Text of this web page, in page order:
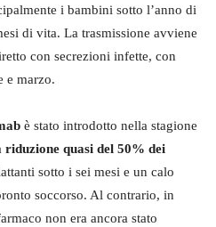
i bambini sotto l’anno di
di vita. La trasmissione avviene
con secrezioni infette, con
e marzo.
è stato introdotto nella stagione
riduzione quasi del 50% dei
sotto i sei mesi e un calo
soccorso. Al contrario, in
non era ancora stato